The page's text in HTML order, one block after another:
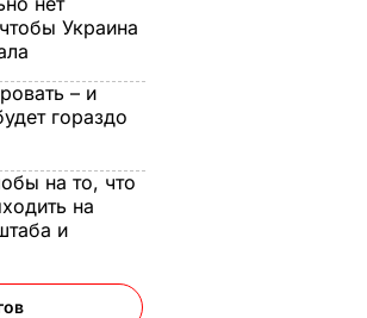
Украина
– и
гораздо
на то, что
на
и